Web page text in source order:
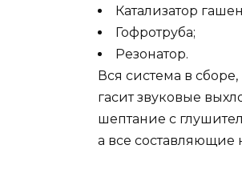
Катализатор
Гофротруба;
Резонатор.
Вся система в
гасит звуковые
шептание с
а все составляющие